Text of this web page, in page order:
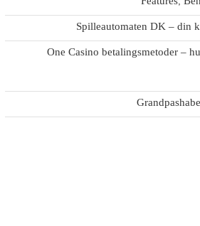
Features,
Spilleautomaten DK – din
One Casino betalingsmetoder –